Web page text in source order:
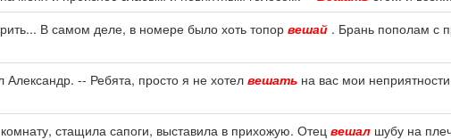
В самом деле, в номере было хоть топор вешай . Брань пополам с
-- Ребята, просто я не хотелвешать на вас мои
стащила сапоги, выставила в прихожую. Отец вешал шубу на